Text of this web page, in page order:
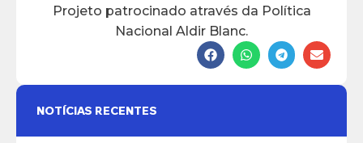
Projeto patrocinado através da Política
Nacional Aldir Blanc.
NOTÍCIAS RECENTES